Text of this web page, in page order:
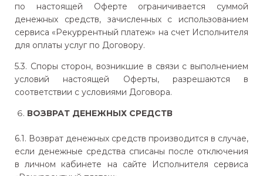
по настоящей Оферте ограничивается суммой
денежных средств, зачисленных с использованием
сервиса «Рекуррентный платеж» на счет Исполнителя
для оплаты услуг по Договору.
5.3. Споры сторон, возникшие в связи с выполнением
условий настоящей Оферты, разрешаются в
соответствии с условиями Договора.
ВОЗВРАТ ДЕНЕЖНЫХ СРЕДСТВ
6.1. Возврат денежных средств производится в случае,
если денежные средства списаны после отключения
в личном кабинете на сайте Исполнителя сервиса